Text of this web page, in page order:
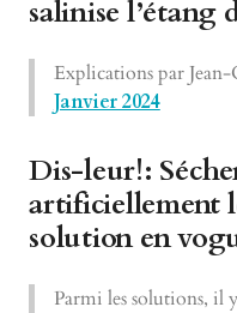
salinise l’étang
Explications par
Janvier 2024
Dis-leur!:
artificiellement
solution en
Parmi les solutions, il